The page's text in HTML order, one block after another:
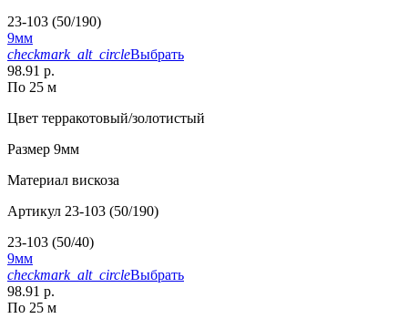
23-103 (50/190)
9мм
checkmark_alt_circleВыбрать
98.91 р.
По 25 м
Цвет терракотовый/золотистый
Размер 9мм
Материал вискоза
Артикул 23-103 (50/190)
23-103 (50/40)
9мм
checkmark_alt_circleВыбрать
98.91 р.
По 25 м